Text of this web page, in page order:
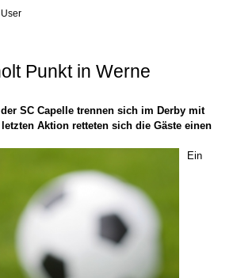
Punkt in Werne
SC Capelle trennen sich im Derby mit
Aktion retteten sich die Gäste einen
Ein